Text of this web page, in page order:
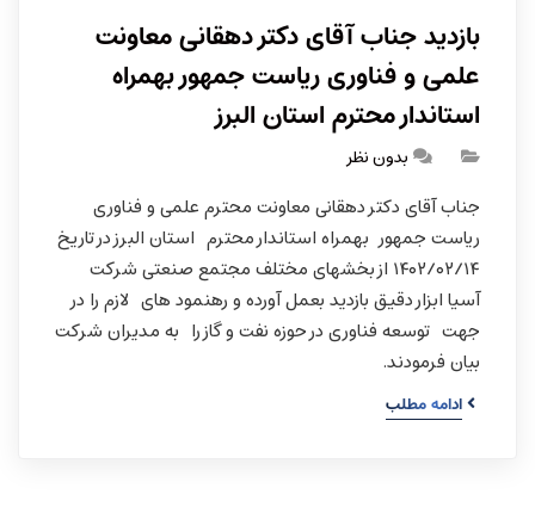
بازدید جناب آقای دکتر دهقانی معاونت
علمی و فناوری ریاست جمهور بهمراه
استاندار محترم استان البرز
بدون نظر
جناب آقای دکتر دهقانی معاونت محترم علمی و فناوری
ریاست جمهور بهمراه استاندار محترم استان البرز در تاریخ
۱۴۰۲/۰۲/۱۴ از بخشهای مختلف مجتمع صنعتی شرکت
آسیا ابزار دقیق بازدید بعمل آورده و رهنمود های لازم را در
جهت توسعه فناوری در حوزه نفت و گاز را به مدیران شرکت
بیان فرمودند.
ادامه مطلب